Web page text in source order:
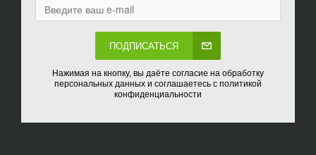
ПОДПИСАТЬСЯ
Нажимая на кнопку, вы даёте согласие на обработку
персональных данных и соглашаетесь с политикой
конфиденциальности